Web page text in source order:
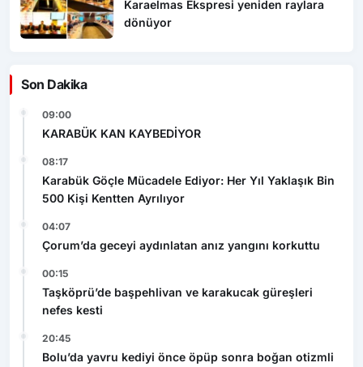
Karaelmas Ekspresi yeniden raylara
dönüyor
Son Dakika
09:00
KARABÜK KAN KAYBEDİYOR
08:17
Karabük Göçle Mücadele Ediyor: Her Yıl Yaklaşık Bin
500 Kişi Kentten Ayrılıyor
04:07
Çorum’da geceyi aydınlatan anız yangını korkuttu
00:15
Taşköprü’de başpehlivan ve karakucak güreşleri
nefes kesti
20:45
Bolu’da yavru kediyi önce öpüp sonra boğan otizmli